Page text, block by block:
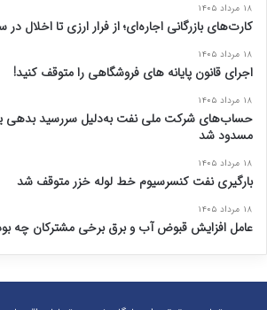
۱۸ مرداد ۱۴۰۵
کارت‌های بازرگانی اجاره‌ای؛ از فرار ارزی تا اخلال
۱۸ مرداد ۱۴۰۵
اجرای قانون پایانه های فروشگاهی را متوقف کنید!
۱۸ مرداد ۱۴۰۵
حساب‌های شرکت ملی نفت به‌دلیل سررسید بدهی
مسدود شد
۱۸ مرداد ۱۴۰۵
بارگیری نفت کنسرسیوم خط لوله خزر متوقف شد
۱۸ مرداد ۱۴۰۵
عامل افزایش قبوض آب و برق برخی مشترکان چه